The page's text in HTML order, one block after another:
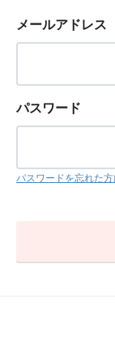
メールアドレス
パスワード
パスワードを忘れた方